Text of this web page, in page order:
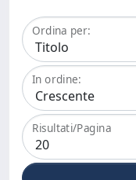
Ordina per:
In ordine:
Risultati/Pagina